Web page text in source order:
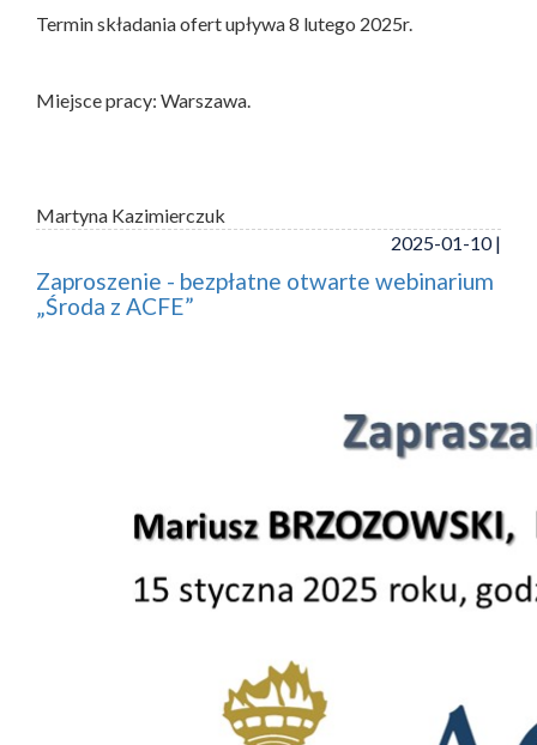
Termin składania ofert upływa 8 lutego 2025r.
Miejsce pracy: Warszawa.
Martyna Kazimierczuk
2025-01-10 |
Zaproszenie - bezpłatne otwarte webinarium
„Środa z ACFE”